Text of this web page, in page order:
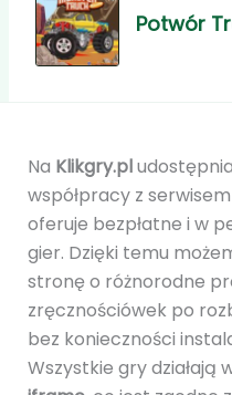
Potwór
Na Klikgry.pl
współpracy z serwisem
oferuje bezpłatne i w
gier. Dzięki temu
stronę o różnorodne
zręcznościówek po
bez konieczności
Wszystkie gry